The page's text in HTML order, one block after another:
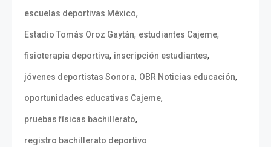
escuelas deportivas México,
Estadio Tomás Oroz Gaytán, estudiantes Cajeme,
fisioterapia deportiva, inscripción estudiantes,
jóvenes deportistas Sonora, OBR Noticias educación,
oportunidades educativas Cajeme,
pruebas físicas bachillerato,
registro bachillerato deportivo